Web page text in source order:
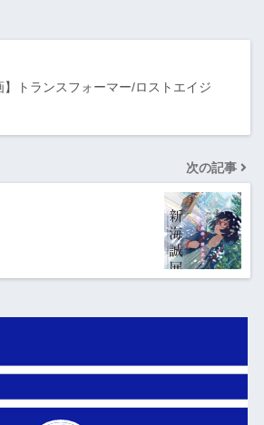
】トランスフォーマー/ロストエイジ
次の記事